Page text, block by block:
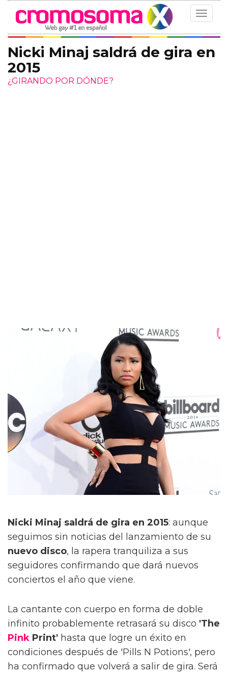
Toggle
Nicki Minaj saldrá de gira en
2015
¿GIRANDO POR DÓNDE?
Nicki Minaj saldrá de gira en 2015: aunque
seguimos sin noticias del lanzamiento de su
nuevo disco, la rapera tranquiliza a sus
seguidores confirmando que dará nuevos
conciertos el año que viene.
La cantante con cuerpo en forma de doble
infinito probablemente retrasará su disco 'The
Pink Print' hasta que logre un éxito en
condiciones después de 'Pills N Potions', pero
ha confirmado que volverá a salir de gira. Será